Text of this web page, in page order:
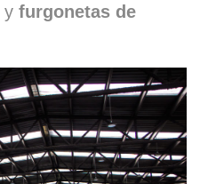
y furgonetas de